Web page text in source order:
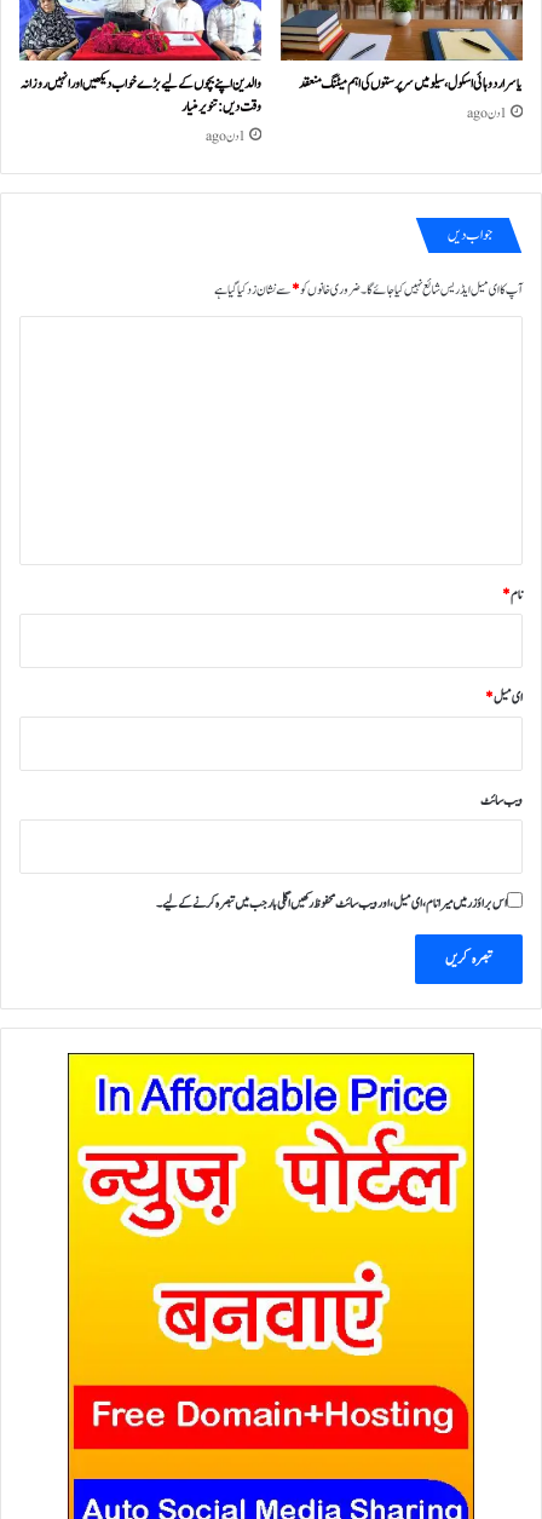
یاسر اردو ہائی اسکول، سیلو میں سرپرستوں کی اہم میٹنگ منعقد
1 دن ago
والدین اپنے بچوں کے لیے بڑے خواب دیکھیں اور انہیں روزانہ
وقت دیں : تنویر منیار
1 دن ago
جواب دیں
آپ کا ای میل ایڈریس شائع نہیں کیا جائے گا۔ضروری خانوں کو*سے نشان زد کیا گیا ہے
نام*
ای میل*
ویب‌ سائٹ
اس براؤزر میں میرا نام، ای میل، اور ویب سائٹ محفوظ رکھیں اگلی بار جب میں تبصرہ کرنے کےلیے۔